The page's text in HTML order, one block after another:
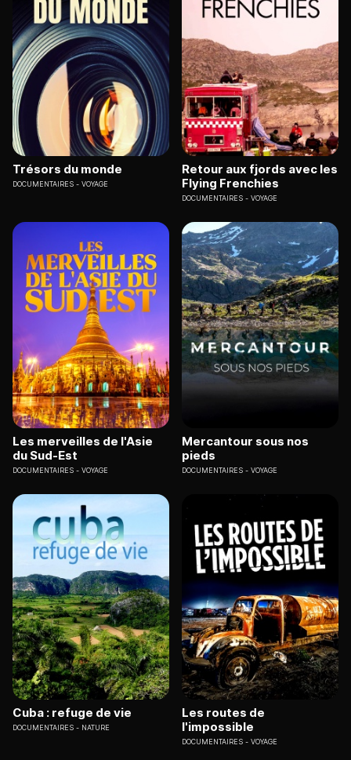
Trésors du monde
DOCUMENTAIRES VOYAGE
Retour aux fjords avec les
Flying Frenchies
DOCUMENTAIRES VOYAGE
Les merveilles de l'Asie
du Sud-Est
DOCUMENTAIRES VOYAGE
Mercantour sous nos
pieds
DOCUMENTAIRES VOYAGE
Cuba : refuge de vie
DOCUMENTAIRES NATURE
Les routes de
l'impossible
DOCUMENTAIRES VOYAGE